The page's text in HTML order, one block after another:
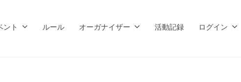
ント ルール オーガナイザー 活動記録 ログイン